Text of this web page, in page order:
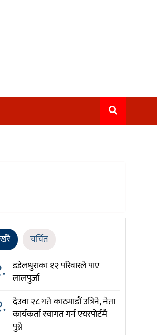
चर्चित
डडेलधुराका १२ परिवारले पाए
लालपुर्जा
देउवा २८ गते काठमाडौं उत्रिने, नेता
कार्यकर्ता स्वागत गर्न एयरपोर्टमै
पुग्ने